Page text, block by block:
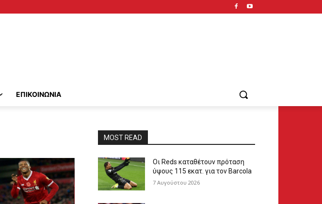
ΕΠΙΚΟΙΝΩΝΙΑ
MOST READ
Οι Reds καταθέτουν πρόταση
ύψους 115 εκατ. για τον Barcola
7 Αυγούστου 2026